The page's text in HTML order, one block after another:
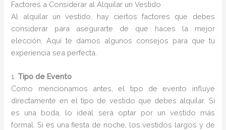
Factores a Considerar al Alquilar un Vestido
Al alquilar un vestido, hay ciertos factores que debes
considerar para asegurarte de que haces la mejor
elección. Aquí te damos algunos consejos para que tu
experiencia sea perfecta.
1. Tipo de Evento
Como mencionamos antes, el tipo de evento influye
directamente en el tipo de vestido que debes alquilar. Si
es una boda, lo ideal será optar por un vestido más
formal. Si es una fiesta de noche, los vestidos largos y de